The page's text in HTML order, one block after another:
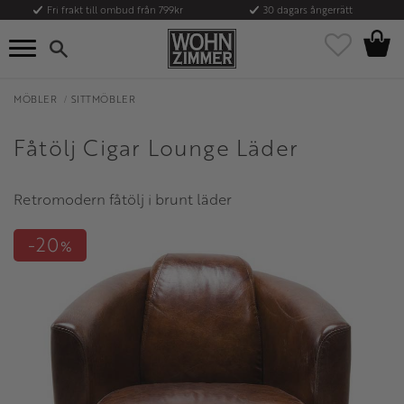
Meny
Fri frakt till ombud från 799kr 30 dagars ångerrätt
Favoriter
MÖBLER SITTMÖBLER
Fåtölj Cigar Lounge Läder
Retromodern fåtölj i brunt läder
20%